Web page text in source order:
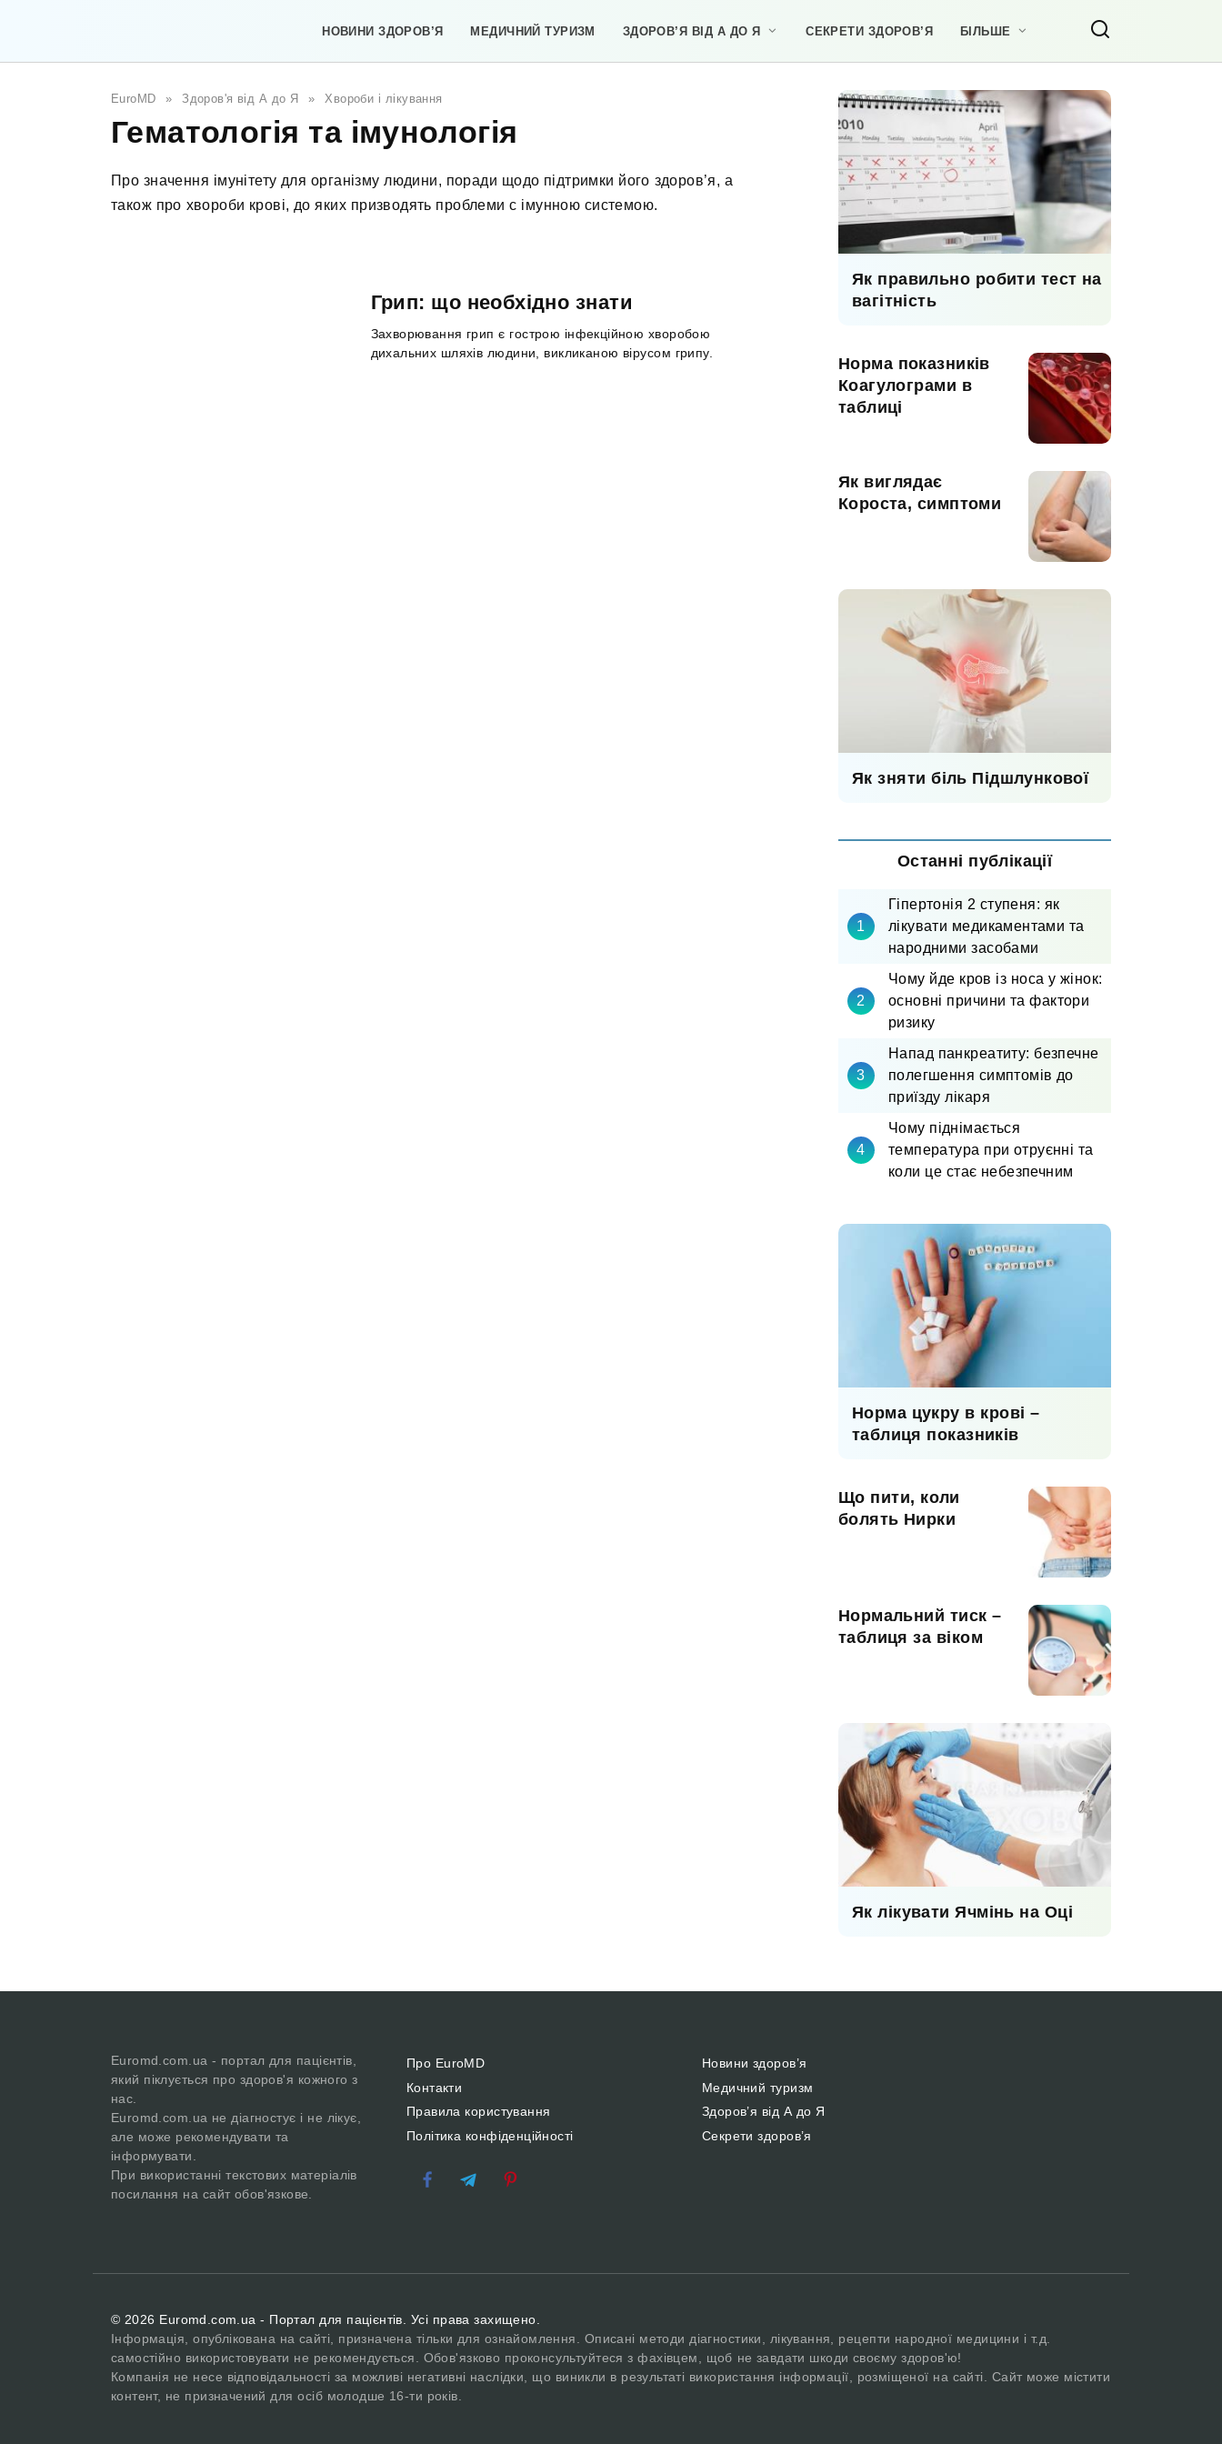
НОВИНИ ЗДОРОВ’Я МЕДИЧНИЙ ТУРИЗМ ЗДОРОВ’Я ВІД А ДО Я СЕКРЕТИ ЗДОРОВ’Я БІЛЬШЕ
EuroMD » Здоров'я від А до Я » Хвороби і лікування
Гематологія та імунологія
Про значення імунітету для організму людини, поради щодо підтримки його здоров’я, а
також про хвороби крові, до яких призводять проблеми с імунною системою.
Грип: що необхідно знати
Захворювання грип є гострою інфекційною хворобою
дихальних шляхів людини, викликаною вірусом грипу.
Як правильно робити тест на
вагітність
Норма показників
Коагулограми в
таблиці
Як виглядає
Короста, симптоми
Як зняти біль Підшлункової
Останні публікації
Гіпертонія 2 ступеня: як
лікувати медикаментами та
народними засобами
Чому йде кров із носа у жінок:
основні причини та фактори
ризику
Напад панкреатиту: безпечне
полегшення симптомів до
приїзду лікаря
Чому піднімається
температура при отруєнні та
коли це стає небезпечним
Норма цукру в крові –
таблиця показників
Що пити, коли
болять Нирки
Нормальний тиск –
таблиця за віком
Як лікувати Ячмінь на Оці
Euromd.com.ua - портал для пацієнтів,
який піклується про здоров'я кожного з
нас.
Euromd.com.ua не діагностує і не лікує,
але може рекомендувати та
інформувати.
При використанні текстових матеріалів
посилання на сайт обов'язкове.
Про EuroMD
Контакти
Правила користування
Політика конфіденційності
Новини здоров’я
Медичний туризм
Здоров’я від А до Я
Секрети здоров’я
© 2026 Euromd.com.ua - Портал для пацієнтів. Усі права захищено.
Інформація, опублікована на сайті, призначена тільки для ознайомлення. Описані методи діагностики, лікування, рецепти народної медицини і т.д.
самостійно використовувати не рекомендується. Обов'язково проконсультуйтеся з фахівцем, щоб не завдати шкоди своєму здоров'ю!
Компанія не несе відповідальності за можливі негативні наслідки, що виникли в результаті використання інформації, розміщеної на сайті. Сайт може містити
контент, не призначений для осіб молодше 16-ти років.